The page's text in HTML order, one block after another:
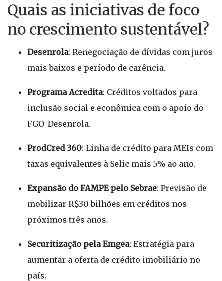
Quais as iniciativas de foco
no crescimento sustentável?
Desenrola: Renegociação de dívidas com juros
mais baixos e período de carência.
Programa Acredita: Créditos voltados para
inclusão social e econômica com o apoio do
FGO-Desenrola.
ProdCred 360: Linha de crédito para MEIs com
taxas equivalentes à Selic mais 5% ao ano.
Expansão do FAMPE pelo Sebrae: Previsão de
mobilizar R$30 bilhões em créditos nos
próximos três anos.
Securitização pela Emgea: Estratégia para
aumentar a oferta de crédito imobiliário no
país.